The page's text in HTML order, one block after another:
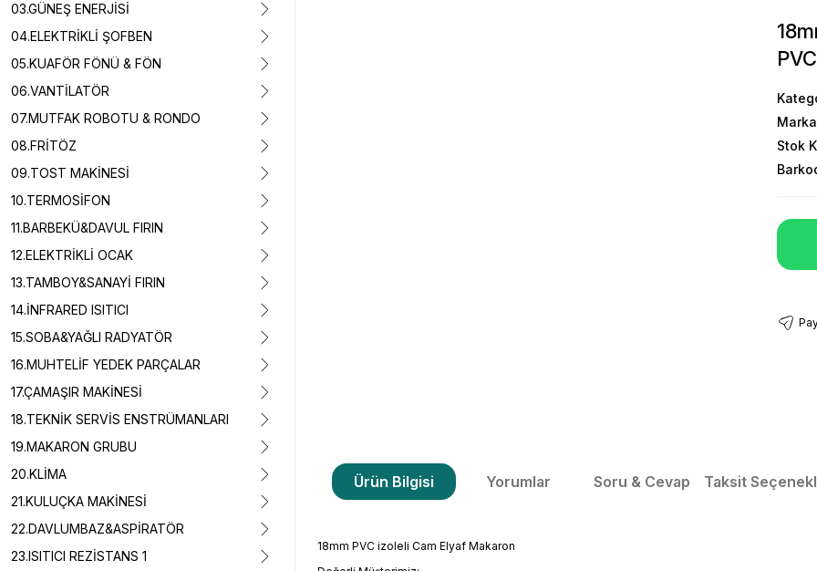
03.GÜNEŞ ENERJİSİ
04.ELEKTRİKLİ ŞOFBEN
05.KUAFÖR FÖNÜ & FÖN
06.VANTİLATÖR
07.MUTFAK ROBOTU & RONDO
08.FRİTÖZ
09.TOST MAKİNESİ
10.TERMOSİFON
11.BARBEKÜ&DAVUL FIRIN
12.ELEKTRİKLİ OCAK
13.TAMBOY&SANAYİ FIRIN
14.İNFRARED ISITICI
15.SOBA&YAĞLI RADYATÖR
16.MUHTELİF YEDEK PARÇALAR
17.ÇAMAŞIR MAKİNESİ
18.TEKNİK SERVİS ENSTRÜMANLARI
19.MAKARON GRUBU
20.KLİMA
21.KULUÇKA MAKİNESİ
22.DAVLUMBAZ&ASPİRATÖR
23.ISITICI REZİSTANS 1
Marka
Stok
Ürün Bilgisi Yorumlar Soru & Cevap Taksit
18mm PVC izoleli Cam Elyaf Makaron